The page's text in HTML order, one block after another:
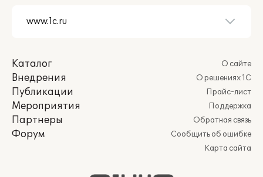
Каталог
Внедрения
Публикации
Мероприятия
Партнеры
Форум
О сайте
О решениях 1С
Прайс-лист
Поддержка
Обратная связь
Сообщить об ошибке
Карта сайта